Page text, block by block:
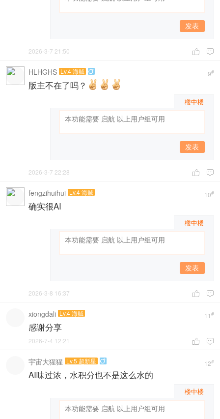
发表
 
2026-3-7 21:50
9#
HLHGHS Lv.4 海贼 
版主不在了吗？
楼中楼
发表
 
2026-3-7 22:28
10#
fengzihuihui Lv.4 海贼
确实很AI
楼中楼
发表
 
2026-3-8 16:37
11 #
xiongdali Lv.4 海贼
感谢分享
 
2026-7-4 12:21
12#
宇宙大猩猩 Lv.5 超新星 
AI味过浓，水积分也不是这么水的
楼中楼